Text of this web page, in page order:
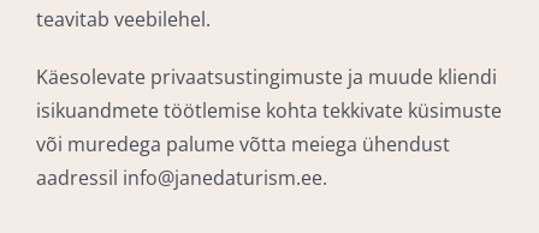
teavitab veebilehel.
Käesolevate privaatsustingimuste ja muude kliendi
isikuandmete töötlemise kohta tekkivate küsimuste
või muredega palume võtta meiega ühendust
aadressil info@janedaturism.ee.